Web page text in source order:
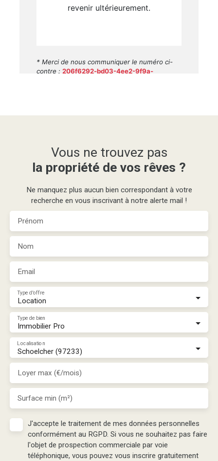
Vous ne trouvez pas
la propriété de vos rêves ?
Ne manquez plus aucun bien correspondant à votre
recherche en vous inscrivant à notre alerte mail !
Prénom
Nom
Email
Location
Type d'offre
Immobilier Pro
Type de bien
Schoelcher (97233)
Localisation
Loyer max (€/mois)
Surface min (m²)
J'accepte le traitement de mes données personnelles
conformément au RGPD. Si vous ne souhaitez pas faire
l'objet de prospection commerciale par voie
téléphonique, vous pouvez vous inscrire gratuitement